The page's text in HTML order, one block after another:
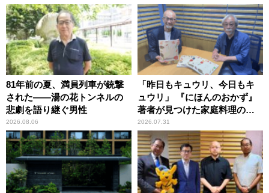
81年前の夏、満員列車が銃撃
された――湯の花トンネルの
悲劇を語り継ぐ男性
2026.08.06
「昨日もキュウリ、今日もキ
ュウリ」 『にほんのおかず』
著者が見つけた家庭料理の知
恵
2026.07.31